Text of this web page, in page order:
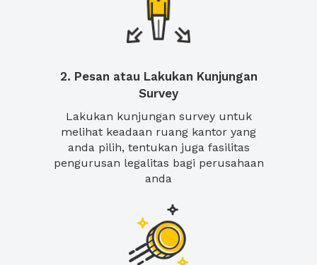
2. Pesan atau Lakukan Kunjungan
Survey
Lakukan kunjungan survey untuk
melihat keadaan ruang kantor yang
anda pilih, tentukan juga fasilitas
pengurusan legalitas bagi perusahaan
anda